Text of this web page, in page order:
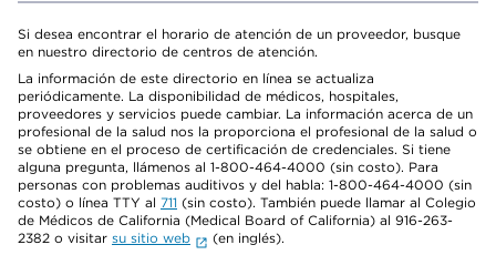
Si desea encontrar el horario de atención de un proveedor, busque
en nuestro directorio de centros de atención.
La información de este directorio en línea se actualiza
periódicamente. La disponibilidad de médicos, hospitales,
proveedores y servicios puede cambiar. La información acerca de un
profesional de la salud nos la proporciona el profesional de la salud o
se obtiene en el proceso de certificación de credenciales. Si tiene
alguna pregunta, llámenos al 1-800-464-4000 (sin costo). Para
personas con problemas auditivos y del habla: 1-800-464-4000 (sin
costo) o línea TTY al 711 (sin costo). También puede llamar al Colegio
de Médicos de California (Medical Board of California) al 916-263-
2382 o visitar su sitio web
(en inglés).